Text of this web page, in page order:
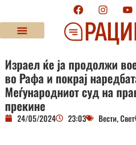
Израел ќе ја продолжи
во Рафа и покрај
Меѓународниот суд на
прекине
24/05/2024 23:03 Вести,Свет